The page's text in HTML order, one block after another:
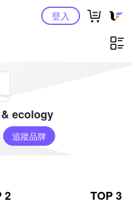
購物中心登入
ecology
追蹤品牌
2 TOP 3